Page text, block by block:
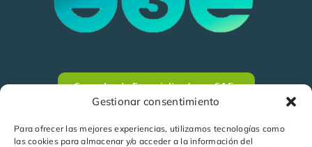
Gestionar consentimiento
Para ofrecer las mejores experiencias, utilizamos tecnologías como
las cookies para almacenar y/o acceder a la información del
Consultoría Especializada en CAEs